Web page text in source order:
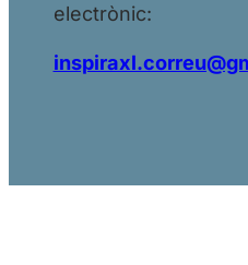
electrònic: